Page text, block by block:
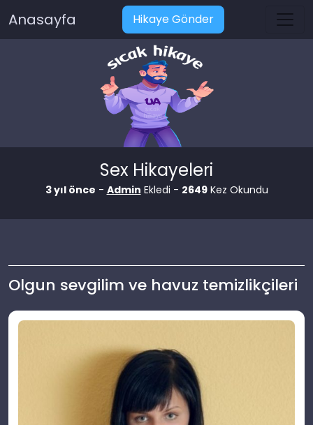
Anasayfa Hikaye Gönder
Sex Hikayeleri
3 yıl önce - Admin Ekledi - 2649Kez Okundu
Olgun sevgilim ve havuz temizlikçileri